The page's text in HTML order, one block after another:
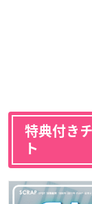
特典付き
ト